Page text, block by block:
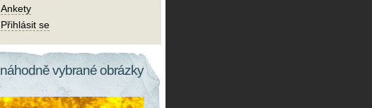
Ankety
Přihlásit se
náhodně vybrané obrázky